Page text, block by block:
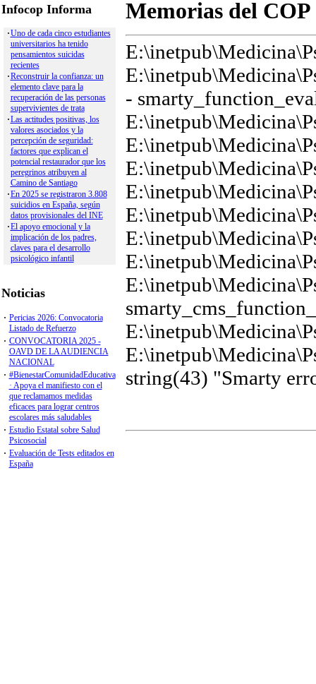
Revista Iberoamericana
Revista Psicología y
Anuario Psi. Jurídica
Apuntes de Psicología
Clínica Contemporánea
Clínica y Salud
Historia de la Psicología
Informació Psicológica
Mediación
Perfiles Profesionales
Psicología Educativa
Psicothema
Psicología Aplicada al
Work and Organizational
Psycho. Applied Legal
Libros y Guías
El Diploma Germain
Libro Ética y Deontología